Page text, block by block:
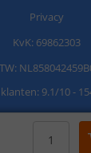
Privacy
KvK: 69862303
9.1/10-